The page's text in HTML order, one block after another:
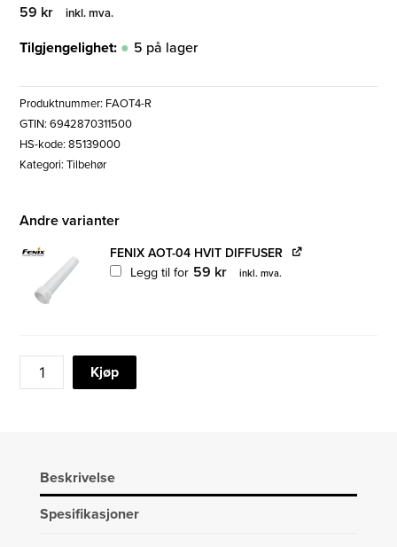
59 kr inkl. mva.
Tilgjengelighet: 5 på lager
Produktnummer: FAOT4-R
GTIN: 6942870311500
HS-kode: 85139000
Kategori:Tilbehør
Andre varianter
FENIX AOT-04 HVIT DIFFUSER
Legg til for 59 kr inkl. mva.
FENIX
AOT-
antall
Kjøp
Beskrivelse
Spesifikasjoner